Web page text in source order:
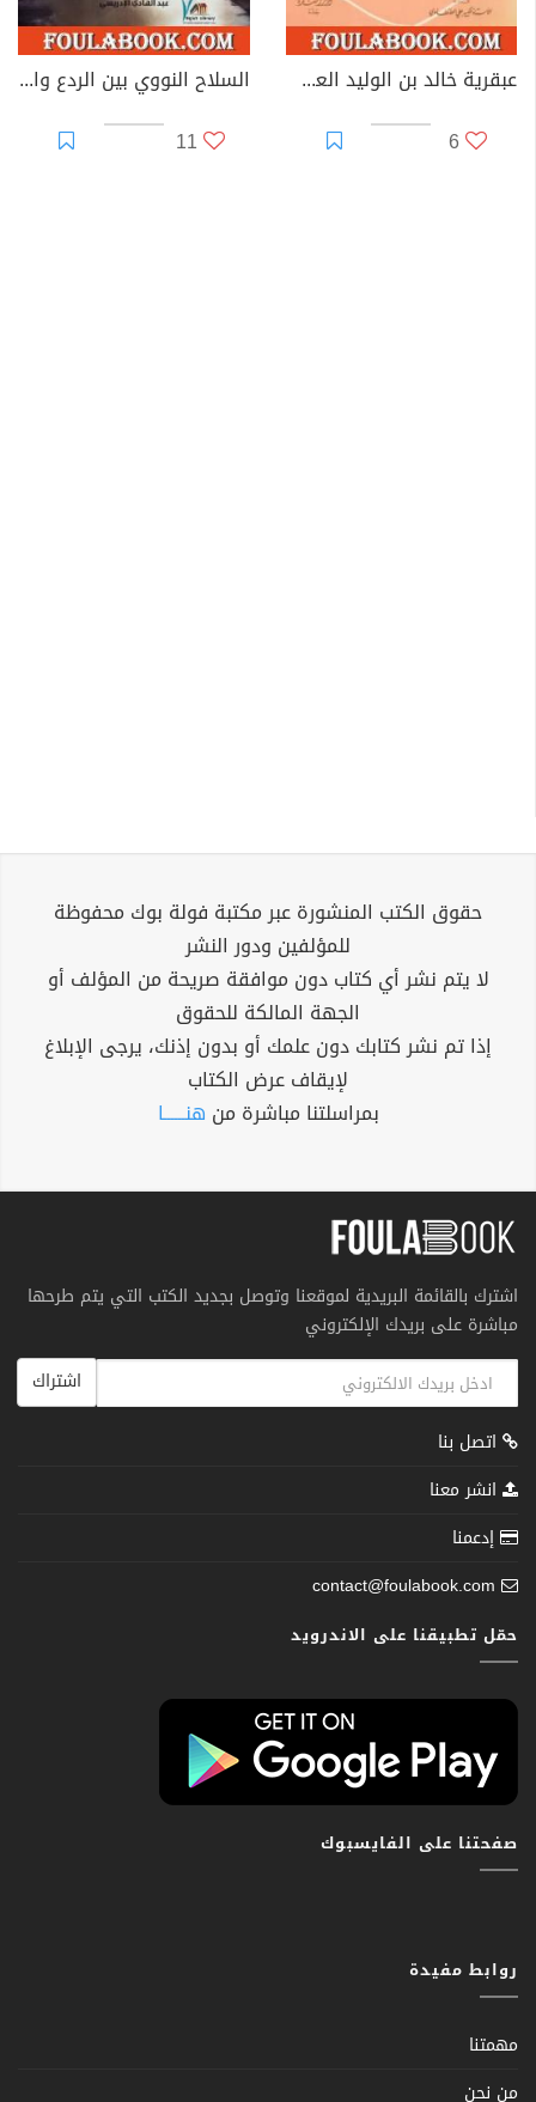
عبقرية خالد بن الوليد العسكرية
6
السلاح النووي بين الردع والخطر
11
حقوق الكتب المنشورة عبر مكتبة فولة بوك محفوظة
للمؤلفين ودور النشر
لا يتم نشر أي كتاب دون موافقة صريحة من المؤلف أو
الجهة المالكة للحقوق
إذا تم نشر كتابك دون علمك أو بدون إذنك، يرجى الإبلاغ
لإيقاف عرض الكتاب
بمراسلتنا مباشرة من هنــــــا
اشترك بالقائمة البريدية لموقعنا وتوصل بجديد الكتب التي يتم طرحها
مباشرة على بريدك الإلكتروني
اشتراك
اتصل بنا
انشر معنا
إدعمنا
contact@foulabook.com
حمّل تطبيقنا على الاندرويد
صفحتنا على الفايسبوك
روابط مفيدة
مهمتنا
من نحن